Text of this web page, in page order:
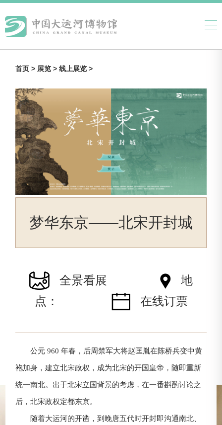
首页 > 展览 >线上展览 >
梦华东京——北宋开封城
全景看展
地
点：
在线订票
公元 960 年春，后周禁军大将赵匡胤在陈桥兵变中黄
袍加身，建立北宋政权，成为北宋的开国皇帝，随即重新
统一南北。出于北宋立国背景的考虑，在一番斟酌讨论之
后，北宋政权定都东京。
随着大运河的开凿，到晚唐五代时开封即沟通南北、